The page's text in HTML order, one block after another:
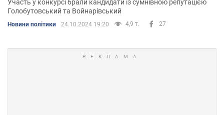
Участь у конкурсі брали кандидати із сумнівною репутацією
Голобутовський та Войнарівський
Новини політики 24.10.2024 19:20 4,9 т. 27